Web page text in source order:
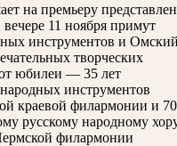
на премьеру
11 ноября примут
инструментов и
творческих
юбилеи — 35 лет
инструментов
краевой филармонии и 70
русскому народному
филармонии